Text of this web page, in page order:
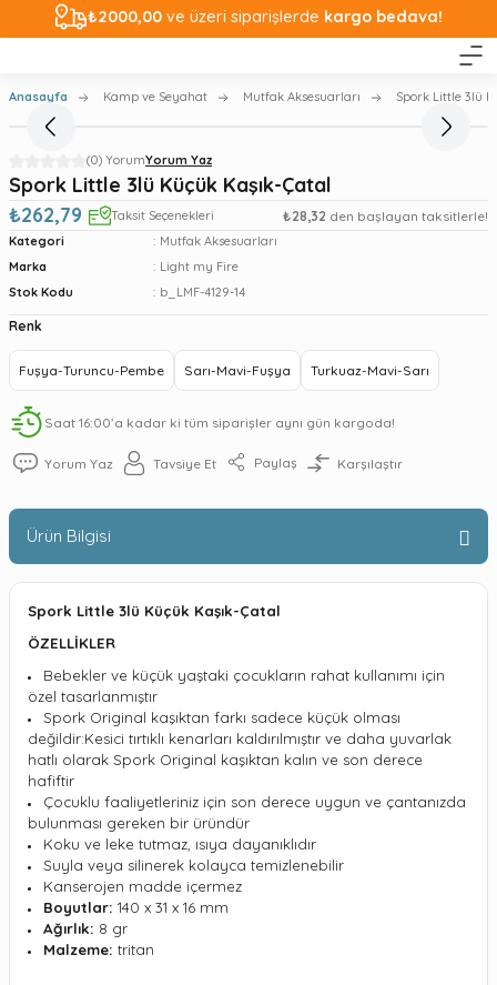
₺2000,00 ve üzeri siparişlerde kargo bedava!
Anasayfa Kamp ve Seyahat Mutfak Aksesuarları Spork Little 3lü
(0) YorumYorum Yaz
Spork Little 3lü Küçük Kaşık-Çatal
₺262,79
Taksit Seçenekleri ₺28,32 den başlayan taksitlerle!
Kategori
Mutfak Aksesuarları
Marka
Light my Fire
Stok Kodu
b_LMF-4129-14
Renk
Fuşya-Turuncu-Pembe Sarı-Mavi-Fuşya Turkuaz-Mavi-Sarı
Saat 16:00’a kadar ki tüm siparişler aynı gün kargoda!
Yorum Yaz Tavsiye Et Paylaş Karşılaştır
Ürün Bilgisi
Spork Little 3lü Küçük Kaşık-Çatal
ÖZELLİKLER
Bebekler ve küçük yaştaki çocukların rahat kullanımı için
özel tasarlanmıştır
Spork Original kaşıktan farkı sadece küçük olması
değildir:Kesici tırtıklı kenarları kaldırılmıştır ve daha yuvarlak
hatlı olarak Spork Original kaşıktan kalın ve son derece
hafiftir
Çocuklu faaliyetleriniz için son derece uygun ve çantanızda
bulunması gereken bir üründür
Koku ve leke tutmaz, ısıya dayanıklıdır
Suyla veya silinerek kolayca temizlenebilir
Kanserojen madde içermez
Boyutlar: 140 x 31 x 16 mm
Ağırlık: 8 gr
Malzeme: tritan